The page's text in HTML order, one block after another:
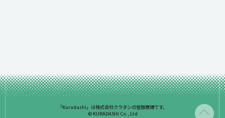
「Kuradashi」は株式会社クラダシの登録商標です。
© KURADASHI Co., Ltd